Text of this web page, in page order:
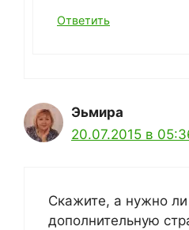
Ответить
Эьмира
20.07.2015 в
Скажите, а нужно ли
дополнительную